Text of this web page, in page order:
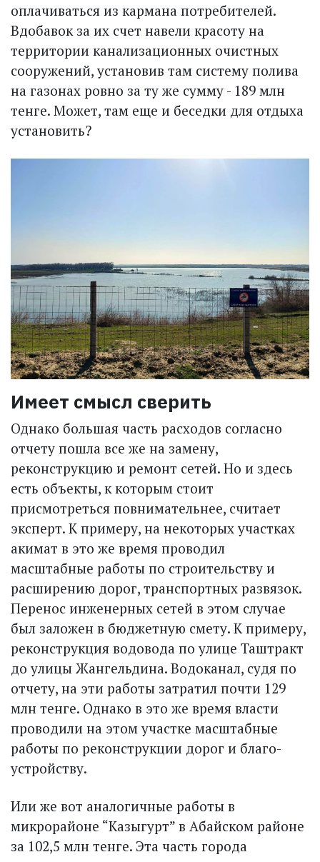
оплачиваться из кармана потребителей.
Вдобавок за их счет навели красоту на
территории канализационных очистных
сооружений, установив там систему полива
на газонах ровно за ту же сумму - 189 млн
тенге. Может, там еще и беседки для отдыха
установить?
Имеет смысл сверить
Однако большая часть расходов согласно
отчету пошла все же на замену,
реконструкцию и ремонт сетей. Но и здесь
есть объекты, к которым стоит
присмотреться повнимательнее, считает
эксперт. К примеру, на некоторых участках
акимат в это же время проводил
масштабные работы по строительству и
расширению дорог, транспортных развязок.
Перенос инженерных сетей в этом случае
был заложен в бюджетную смету. К примеру,
реконструкция водовода по улице Таштракт
до улицы Жангельдина. Водоканал, судя по
отчету, на эти работы затратил почти 129
млн тенге. Однако в это же время власти
проводили на этом участке масштабные
работы по реконструкции дорог и благо­
устройству.
Или же вот аналогичные работы в
микрорайоне “Казыгурт” в Абайском районе
за 102,5 млн тенге. Эта часть города